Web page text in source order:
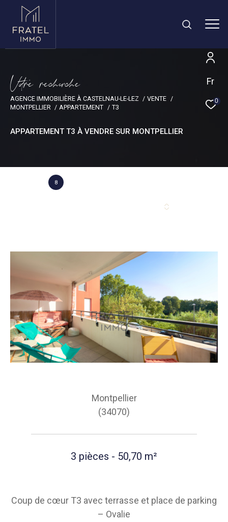
Fr
0
Vore recece
AGENCE IMMOBILIÈRE À CASTELNAU-LE-LEZ
VENTE
MONTPELLIER
APPARTEMENT T3
APPARTEMENT T3 À VENDRE SUR MONTPELLIER
8
Montpellier
(34070)
3 pièces - 50,70 m²
Coup de cœur T3 avec terrasse et place de parking
– Ovalie